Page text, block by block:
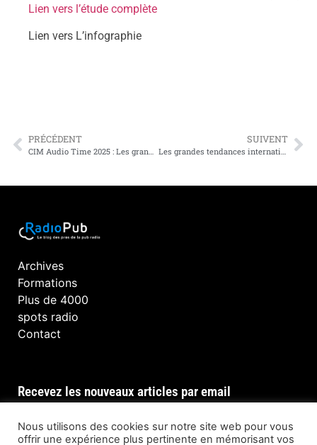
Lien vers l’étude complète
Lien vers L’infographie
PRÉCÉDENT SUIVENT
Archives
Formations
Plus de 4000
spots radio
Contact
Recevez les nouveaux articles par email
Nous utilisons des cookies sur notre site web pour vous
offrir une expérience plus pertinente en mémorisant vos